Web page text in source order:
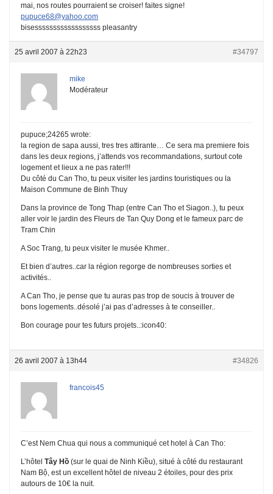
mai, nos routes pourraient se croiser! faites signe!
pupuce68@yahoo.com
bisessssssssssssssssss pleasantry
25 avril 2007 à 22h23 #34797
mike
Modérateur
pupuce;24265 wrote:
la region de sapa aussi, tres tres attirante… Ce sera ma premiere fois
dans les deux regions, j’attends vos recommandations, surtout cote
logement et lieux a ne pas rater!!!
Du côté du Can Tho, tu peux visiter les jardins touristiques ou la
Maison Commune de Binh Thuy
Dans la province de Tong Thap (entre Can Tho et Siagon..), tu peux
aller voir le jardin des Fleurs de Tan Quy Dong et le fameux parc de
Tram Chin
A Soc Trang, tu peux visiter le musée Khmer..
Et bien d’autres..car la région regorge de nombreuses sorties et
activités..
A Can Tho, je pense que tu auras pas trop de soucis à trouver de
bons logements..désolé j’ai pas d’adresses à te conseiller..
Bon courage pour tes futurs projets..:icon40:
26 avril 2007 à 13h44 #34826
francois45
C’est Nem Chua qui nous a communiqué cet hotel à Can Tho:
L’hôtel Tây Hồ (sur le quai de Ninh Kiều), situé à côté du restaurant
Nam Bộ, est un excellent hôtel de niveau 2 étoiles, pour des prix
autours de 10€ la nuit.